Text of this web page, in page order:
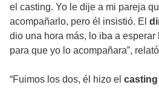
el casting. Yo le dije a mi pareja
acompañarlo, pero él insistió. El
dio una hora más, lo iba a
para que yo lo acompañara”,
“Fuimos los dos, él hizo el casting